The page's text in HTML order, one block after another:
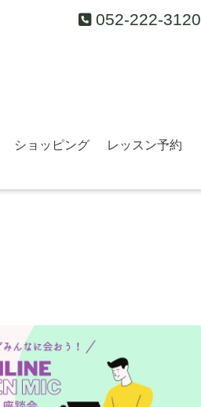
052-222-3120
ショッピング レッスン予約